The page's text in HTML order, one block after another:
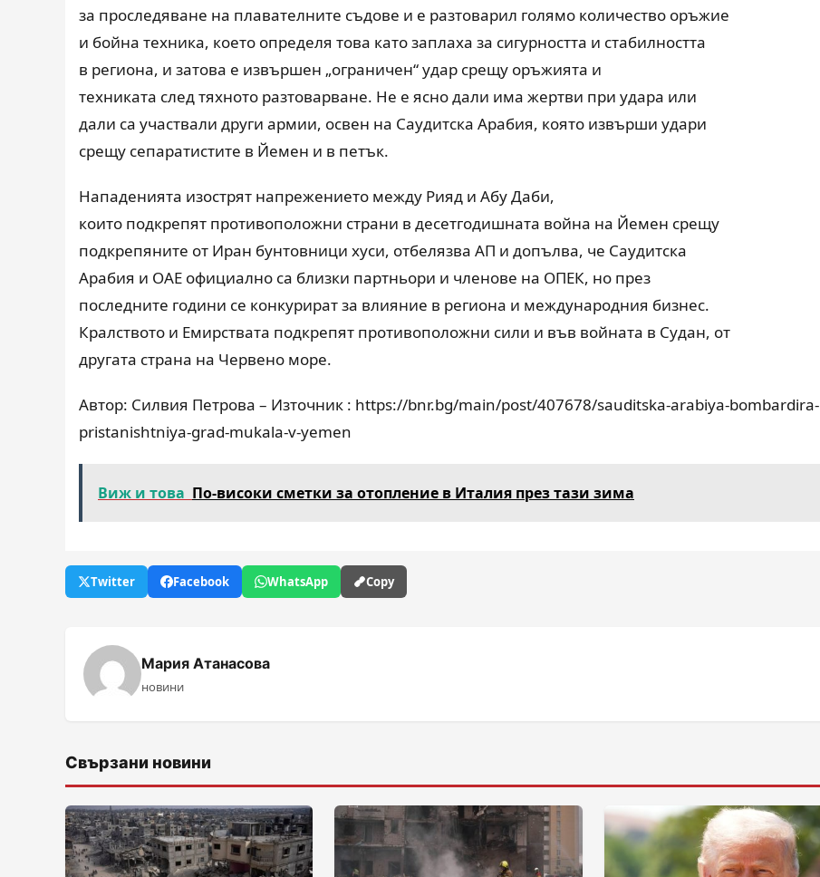
за проследяване на плавателните съдове и е разтоварил голямо количество оръжие
и бойна техника, което определя това като заплаха за сигурността и стабилността
в региона, и затова е извършен „ограничен“ удар срещу оръжията и
техниката след тяхното разтоварване. Не е ясно дали има жертви при удара или
дали са участвали други армии, освен на Саудитска Арабия, която извърши удари
срещу сепаратистите в Йемен и в петък.
Нападенията изострят напрежението между Рияд и Абу Даби,
които подкрепят противоположни страни в десетгодишната война на Йемен срещу
подкрепяните от Иран бунтовници хуси, отбелязва АП и допълва, че Саудитска
Арабия и ОАЕ официално са близки партньори и членове на ОПЕК, но през
последните години се конкурират за влияние в региона и международния бизнес.
Кралството и Емирствата подкрепят противоположни сили и във войната в Судан, от
другата страна на Червено море.
Автор: Силвия Петрова – Източник : https://bnr.bg/main/post/407678/sauditska-arabiya-bombardira-
pristanishtniya-grad-mukala-v-yemen
Виж и това По-високи сметки за отопление в Италия през тази зима
Twitter Facebook WhatsApp Copy
Мария Атанасова
новини
Свързани новини